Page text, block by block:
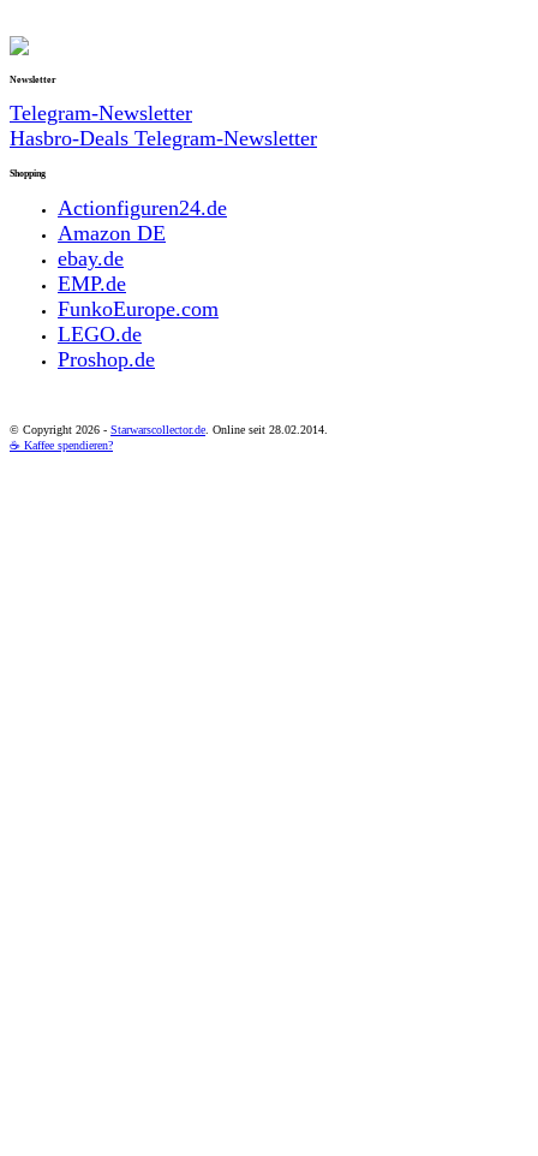
Newsletter
Telegram-Newsletter
Hasbro-Deals Telegram-Newsletter
Shopping
Actionfiguren24.de
Amazon DE
ebay.de
EMP.de
FunkoEurope.com
LEGO.de
Proshop.de
© Copyright 2026 - Starwarscollector.de . Online seit 28.02.2014.
☕ Kaffee spendieren?